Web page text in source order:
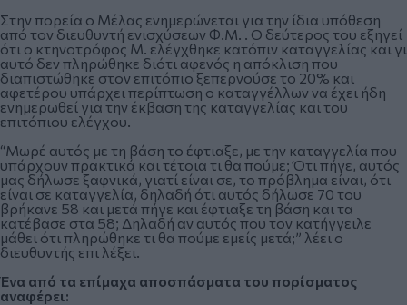
Στην πορεία ο Μέλας ενημερώνεται για την ίδια υπόθεση
από τον διευθυντή ενισχύσεων Φ.Μ. . Ο δεύτερος του εξηγεί
ότι ο κτηνοτρόφος Μ. ελέγχθηκε κατόπιν καταγγελίας και γι
αυτό δεν πληρώθηκε διότι αφενός η απόκλιση που
διαπιστώθηκε στον επιτόπιο ξεπερνούσε το 20% και
αφετέρου υπάρχει περίπτωση ο καταγγέλλων να έχει ήδη
ενημερωθεί για την έκβαση της καταγγελίας και του
επιτόπιου ελέγχου.
“Μωρέ αυτός με τη βάση το έφτιαξε, με την καταγγελία που
υπάρχουν πρακτικά και τέτοια τι θα πούμε; Ότι πήγε, αυτός
μας δήλωσε ξαφνικά, γιατί είναι σε, το πρόβλημα είναι, ότι
είναι σε καταγγελία, δηλαδή ότι αυτός δήλωσε 70 του
βρήκανε 58 και μετά πήγε και έφτιαξε τη βάση και τα
κατέβασε στα 58; Δηλαδή αν αυτός που τον κατήγγειλε
μάθει ότι πληρώθηκε τι θα πούμε εμείς μετά;” λέει ο
διευθυντής επι λέξει.
Ένα από τα επίμαχα αποσπάσματα του πορίσματος
αναφέρει: